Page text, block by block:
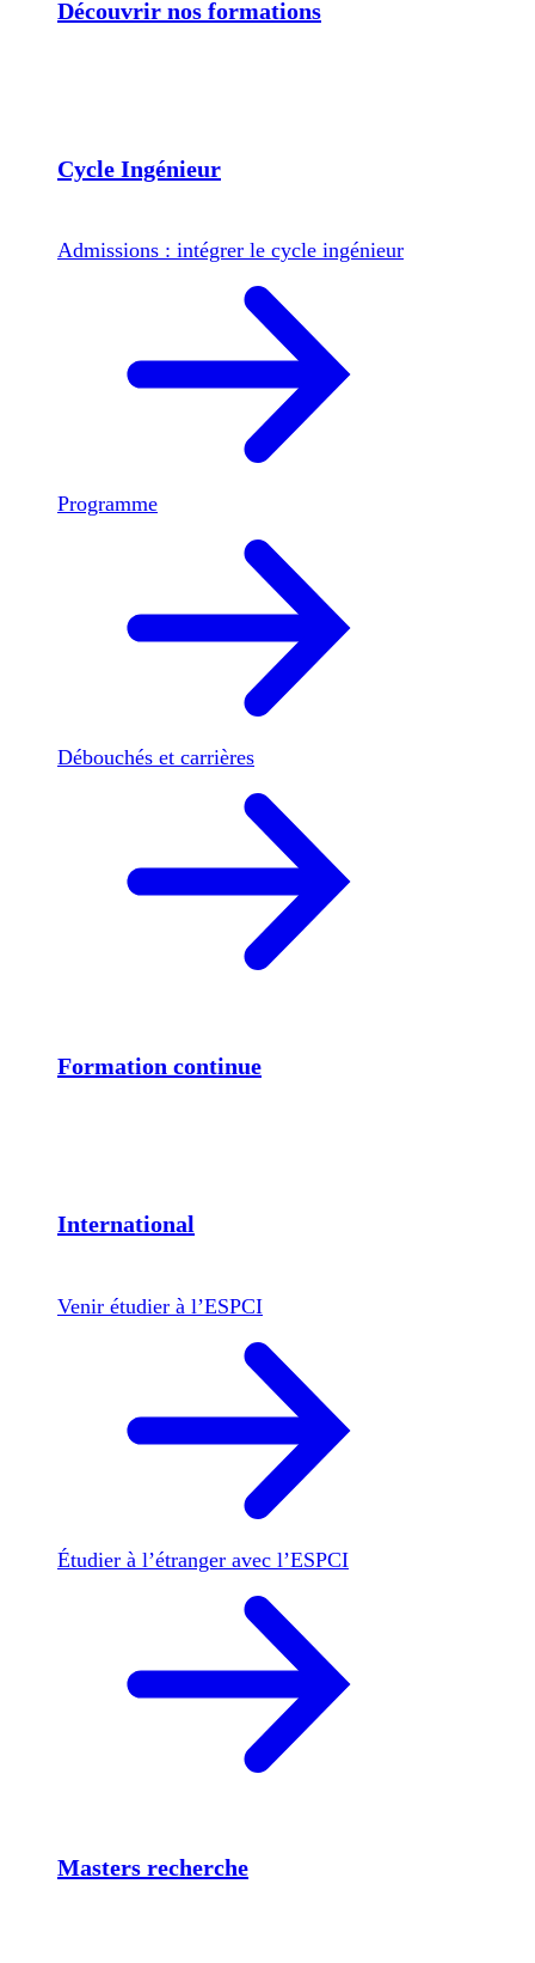
Découvrir nos formations
Cycle Ingénieur
Admissions : intégrer le cycle ingénieur
Programme
Débouchés et carrières
Formation continue
International
Venir étudier à l’ESPCI
Étudier à l’étranger avec l’ESPCI
Masters recherche